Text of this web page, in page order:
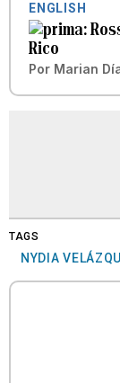
ENGLISH
Rico
Por Marian
TAGS
NYDIA